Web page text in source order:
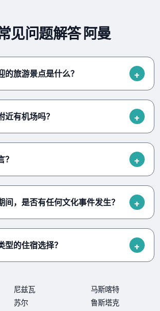
见问题解答 阿曼
的旅游景点是什么？
近有机场吗？
间，是否有任何文化事件发生？
型的住宿选择？
尼兹瓦
马斯喀特
苏尔 鲁斯塔克